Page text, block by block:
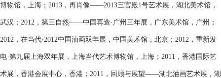
博物馆，上海；2013，再肖像——2013三官殿1号艺术展，湖北美术馆，
武汉；2012，第三自然——中国再造·广州三年展，广东美术馆，广州；
2012，在当代·2012中国油画双年展，中国美术馆，北京；2012，重新发
电·第九届上海双年展，上海当代艺术博物馆，上海；2011，香港国际艺
术展，香港会展中心，香港；2011，回顾与展望——湖北油画艺术展，湖